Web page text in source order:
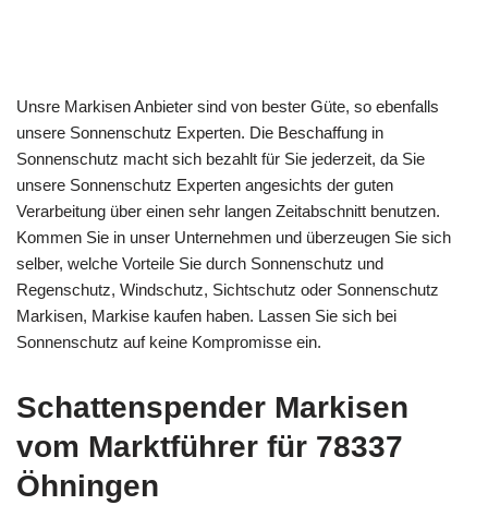
Unsre Markisen Anbieter sind von bester Güte, so ebenfalls
unsere Sonnenschutz Experten. Die Beschaffung in
Sonnenschutz macht sich bezahlt für Sie jederzeit, da Sie
unsere Sonnenschutz Experten angesichts der guten
Verarbeitung über einen sehr langen Zeitabschnitt benutzen.
Kommen Sie in unser Unternehmen und überzeugen Sie sich
selber, welche Vorteile Sie durch Sonnenschutz und
Regenschutz, Windschutz, Sichtschutz oder Sonnenschutz
Markisen, Markise kaufen haben. Lassen Sie sich bei
Sonnenschutz auf keine Kompromisse ein.
Schattenspender Markisen
vom Marktführer für 78337
Öhningen